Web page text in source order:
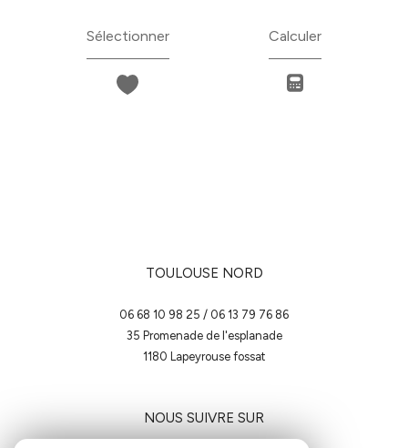
Sélectionner Calculer
TOULOUSE NORD
06 68 10 98 25 / 06 13 79 76 86
35 Promenade de l'esplanade
1180
lapeyrouse fossat
NOUS SUIVRE SUR